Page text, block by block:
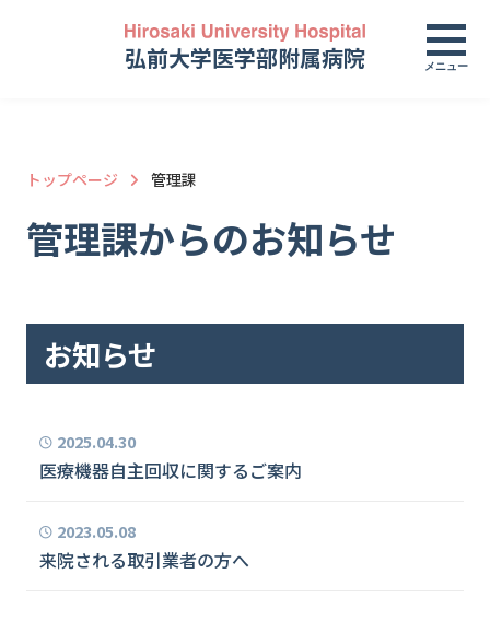
弘前大学医学部附属病院 メニュー
トップページ 管理課
管理課からのお知らせ
お知らせ
2025.04.30
医療機器自主回収に関するご案内
2023.05.08
来院される取引業者の方へ